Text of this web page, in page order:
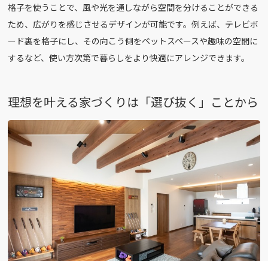
格子を使うことで、風や光を通しながら空間を分けることができる
ため、広がりを感じさせるデザインが可能です。例えば、テレビボ
ード裏を格子にし、その向こう側をペットスペースや趣味の空間に
するなど、使い方次第で暮らしをより快適にアレンジできます。
理想を叶える家づくりは「選び抜く」ことから